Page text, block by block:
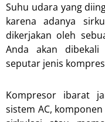
Suhu udara yang
karena adanya
dikerjakan oleh
Anda akan dibekali
seputar jenis
Kompresor ibarat
sistem AC,